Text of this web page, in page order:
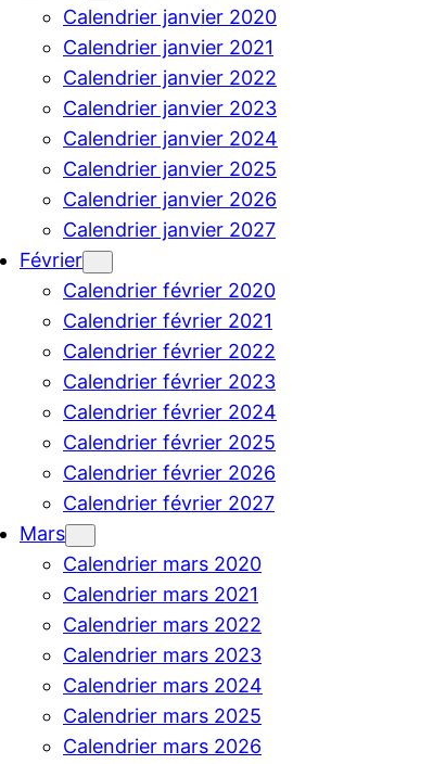
Calendrier janvier 2020
Calendrier janvier 2021
Calendrier janvier 2022
Calendrier janvier 2023
Calendrier janvier 2024
Calendrier janvier 2025
Calendrier janvier 2026
Calendrier janvier 2027
Février
Calendrier février 2020
Calendrier février 2021
Calendrier février 2022
Calendrier février 2023
Calendrier février 2024
Calendrier février 2025
Calendrier février 2026
Calendrier février 2027
Mars
Calendrier mars 2020
Calendrier mars 2021
Calendrier mars 2022
Calendrier mars 2023
Calendrier mars 2024
Calendrier mars 2025
Calendrier mars 2026